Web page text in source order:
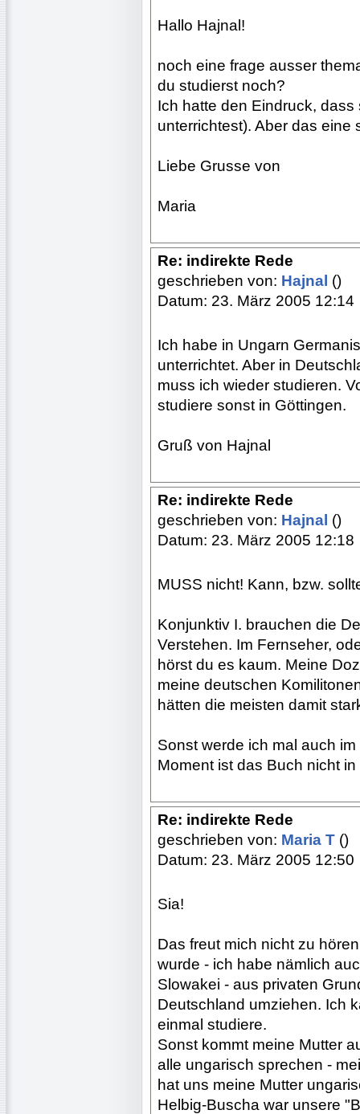
Hallo Hajnal!
noch eine frage ausser
du studierst noch?
Ich hatte den Eindruck,
unterrichtest). Aber das
Liebe Grusse von
Maria
Re: indirekte Rede
geschrieben von: Hajnal ()
Datum: 23. März 2005 12:14
Ich habe in Ungarn
unterrichtet. Aber in
muss ich wieder studieren.
studiere sonst in Göttingen.
Gruß von Hajnal
Re: indirekte Rede
geschrieben von: Hajnal ()
Datum: 23. März 2005 12:18
MUSS nicht! Kann, bzw.
Konjunktiv I. brauchen die
Verstehen. Im Fernseher,
hörst du es kaum. Meine
meine deutschen
hätten die meisten damit
Sonst werde ich mal auch
Moment ist das Buch nicht
Re: indirekte Rede
geschrieben von: Maria T ()
Datum: 23. März 2005 12:50
Sia!
Das freut mich nicht zu
wurde - ich habe nämlich
Slowakei - aus privaten
Deutschland umziehen. Ich
einmal studiere.
Sonst kommt meine Mutter
alle ungarisch sprechen -
hat uns meine Mutter
Helbig-Buscha war unsere